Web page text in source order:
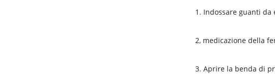
1. Indossare guanti da
2, medicazione della
3. Aprire la benda di